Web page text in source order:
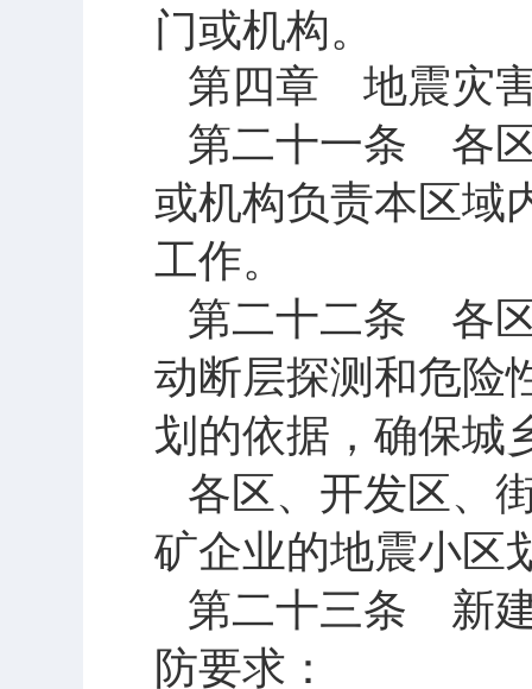
门或机构。
第四章 地震灾
第二十一条 各
或机构负责本区域
工作。
第二十二条 各
动断层探测和危险
划的依据，确保城
各区、开发区、
矿企业的地震小区
第二十三条 新
防要求：